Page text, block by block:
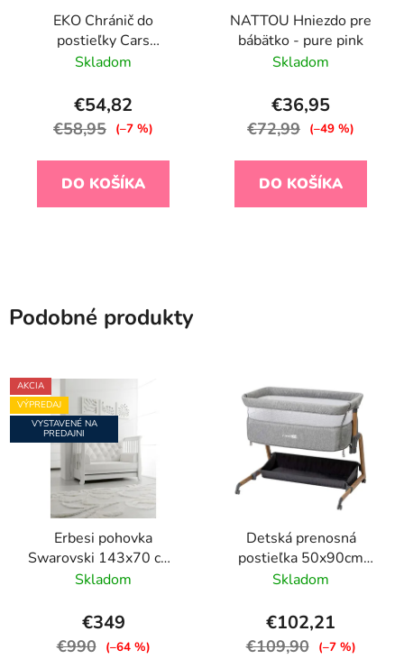
EKO Chránič do
postieľky Cars
360x35cm
Skladom
€54,82
€58,95 (–7 %)
DO KOŠÍKA
NATTOU Hniezdo pre
bábätko - pure pink
Skladom
€36,95
€72,99 (–49 %)
DO KOŠÍKA
Podobné produkty
AKCIA
VÝPREDAJ
VYSTAVENÉ NA
PREDAJNI
Erbesi pohovka
Swarovski 143x70 cm-
vystavený kus
Skladom
€349
€990 (–64 %)
Detská prenosná
postieľka 50x90cm
FreeON Bliss - sivá
Skladom
€102,21
€109,90 (–7 %)